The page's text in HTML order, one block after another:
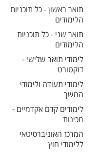
תואר ראשון - כל תוכניות
הלימודים
תואר שני - כל תוכניות
הלימודים
לימודי תואר שלישי -
דוקטורט
לימודי תעודה ולימודי
המשך
לימודים קדם אקדמיים -
מכינות
המרכז האוניברסיטאי
ללימודי חוץ